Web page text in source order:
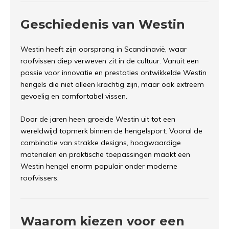
Geschiedenis van Westin
Westin heeft zijn oorsprong in Scandinavië, waar
roofvissen diep verweven zit in de cultuur. Vanuit een
passie voor innovatie en prestaties ontwikkelde Westin
hengels die niet alleen krachtig zijn, maar ook extreem
gevoelig en comfortabel vissen.
Door de jaren heen groeide Westin uit tot een
wereldwijd topmerk binnen de hengelsport. Vooral de
combinatie van strakke designs, hoogwaardige
materialen en praktische toepassingen maakt een
Westin hengel enorm populair onder moderne
roofvissers.
Waarom kiezen voor een